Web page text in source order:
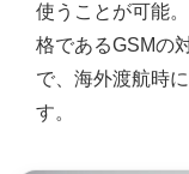
使うことが可能
格であるGSMの
で、海外渡航時
す。